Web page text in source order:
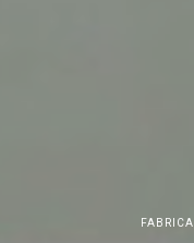
FABRICA